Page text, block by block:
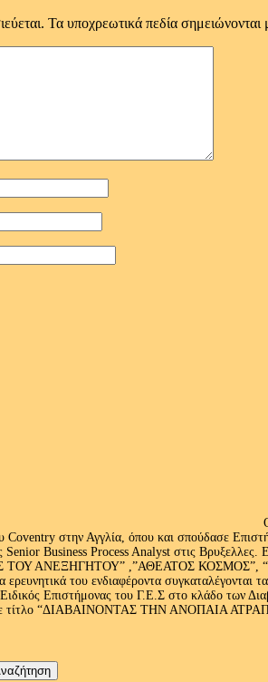
Τα υποχρεωτικά πεδία σημειώνονται
Coventry στην Αγγλία, όπου και σπούδασε
Business Process Analyst στις
ΑΝΕΞΗΓΗΤΟΥ” ,”ΑΘΕΑΤΟΣ ΚΟΣΜΟΣ”,
ερευνητικά του ενδιαφέροντα
Ειδικός Επιστήμονας του Γ.Ε.Σ στο κλάδο
τίτλο “ΔΙΑΒΑΙΝΟΝΤΑΣ ΤΗΝ ΑΝΟΠΑΙΑ